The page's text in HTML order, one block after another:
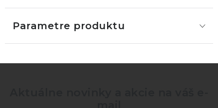
Parametre produktu